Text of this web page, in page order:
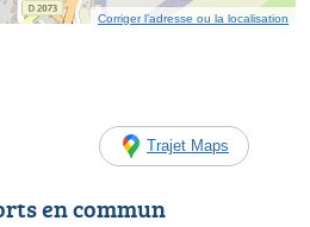
Corriger l’adresse ou la localisation
Trajet Maps
en commun